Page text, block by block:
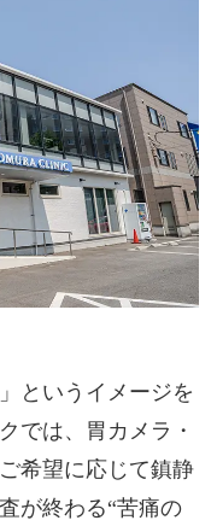
というイメージを
では、胃カメラ・
希望に応じて鎮静
が終わる“苦痛の